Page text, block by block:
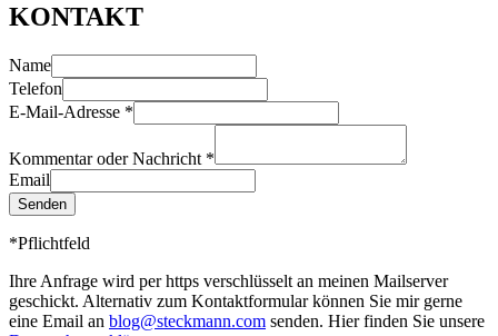
KONTAKT
Name
Telefon
E-Mail-Adresse *
Kommentar oder Nachricht *
Email
Senden
*Pflichtfeld
Ihre Anfrage wird per https verschlüsselt an meinen Mailserver
geschickt. Alternativ zum Kontaktformular können Sie mir gerne
eine Email an blog@steckmann.com senden. Hier finden Sie unsere